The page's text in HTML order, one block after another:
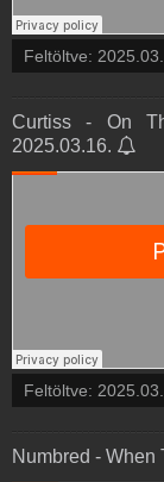
Feltöltve:
Curtiss - On
2025.03.16.
Feltöltve:
Numbred - When